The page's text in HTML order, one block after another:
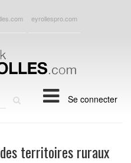
eyrollespro.com
Se connecter
territoires ruraux